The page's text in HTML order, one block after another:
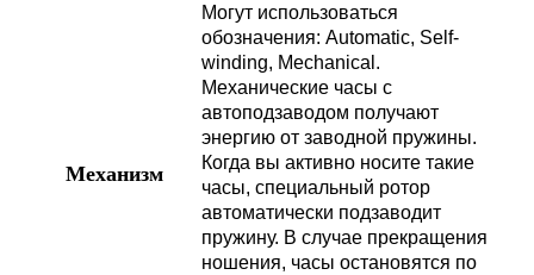
Механизм
Могут использоваться
обозначения: Automatic, Self-
winding, Mechanical.
Механические часы с
автоподзаводом получают
энергию от заводной пружины.
Когда вы активно носите такие
часы, специальный ротор
автоматически подзаводит
пружину. В случае прекращения
ношения, часы остановятся по